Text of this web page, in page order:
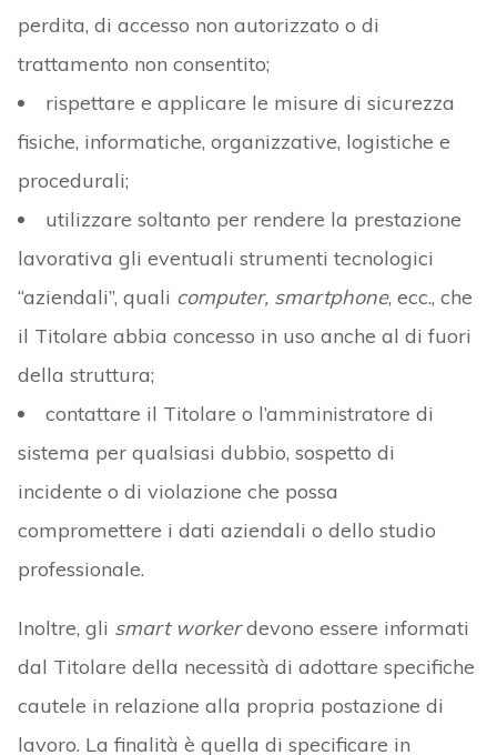
perdita, di accesso non autorizzato o di
trattamento non consentito;
rispettare e applicare le misure di sicurezza
fisiche, informatiche, organizzative, logistiche e
procedurali;
utilizzare soltanto per rendere la prestazione
lavorativa gli eventuali strumenti tecnologici
“aziendali”, quali computer, smartphone, ecc., che
il Titolare abbia concesso in uso anche al di fuori
della struttura;
contattare il Titolare o l’amministratore di
sistema per qualsiasi dubbio, sospetto di
incidente o di violazione che possa
compromettere i dati aziendali o dello studio
professionale.
Inoltre, gli smart workerdevono essere informati
dal Titolare della necessità di adottare specifiche
cautele in relazione alla propria postazione di
lavoro. La finalità è quella di specificare in